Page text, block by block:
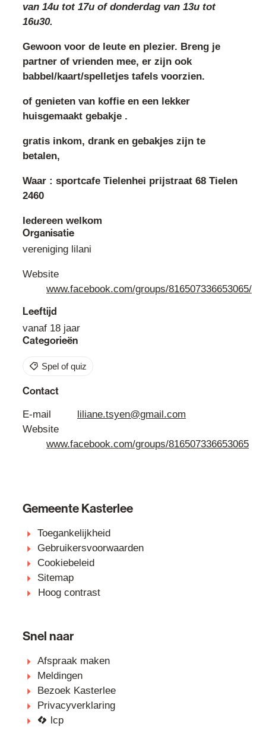
van 14u tot 17u of donderdag van 13u tot
16u30.
Gewoon voor de leute en plezier. Breng je
partner of vrienden mee, er zijn ook
babbel/kaart/spelletjes tafels voorzien.
of genieten van koffie en een lekker
huisgemaakt gebakje .
gratis inkom, drank en gebakjes zijn te
betalen,
Waar : sportcafe Tielenhei prijstraat 68 Tielen
2460
Iedereen welkom
Organisatie
vereniging lilani
Website
www.facebook.com/groups/816507336653065/
Leeftijd
vanaf 18 jaar
Categorieën
Spel of quiz
Contact
E-mail liliane.tsyen@gmail.com
Website
www.facebook.com/groups/816507336653065
Gemeente Kasterlee
Toegankelijkheid
Gebruikersvoorwaarden
Cookiebeleid
Sitemap
Hoog contrast
Snel naar
Afspraak maken
Meldingen
Bezoek Kasterlee
Privacyverklaring
lcp